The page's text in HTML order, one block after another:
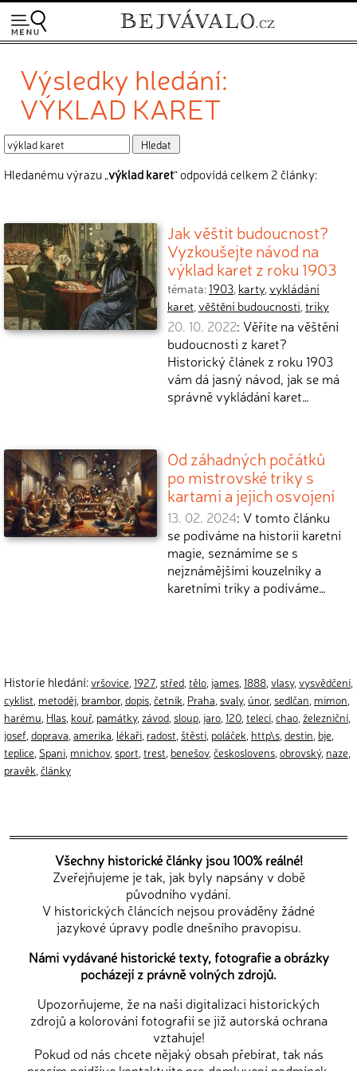
Výsledky hledání:
VÝKLAD KARET
Hledanému výrazu „výklad karet“ odpovídá celkem 2 články:
Jak věštit budoucnost?
Vyzkoušejte návod na
výklad karet z roku 1903
témata:1903, karty,vykládání
karet,věštění budoucnosti,triky
20. 10. 2022: Věříte na věštění
budoucnosti z karet?
Historický článek z roku 1903
vám dá jasný návod, jak se má
správně vykládání karet…
Od záhadných počátků
po mistrovské triky s
kartami a jejich osvojení
13. 02. 2024: V tomto článku
se podíváme na historii karetní
magie, seznámíme se s
nejznámějšími kouzelníky a
karetními triky a podíváme…
Historie hledání:vršovice 1927 střed tělo james 1888 vlasy, vysvědčení
cyklist metoděj brambor, dopis četník Praha svaly, únor, sedlčan mimon
harému Hlas kouř, památky, závod sloup jaro 120 telecí chao železniční
josef doprava amerika lékaři radost štěstí poláček http\s destin bje
teplice Spani mnichov, sport trest benešov, českoslovens obrovský, naze
pravěk články
Všechny historické články jsou 100% reálné!
Zveřejňujeme je tak, jak byly napsány v době
původního vydání.
V historických článcích nejsou prováděny žádné
jazykové úpravy podle dnešního pravopisu.
Námi vydávané historické texty, fotografie a obrázky
pocházejí z právně volných zdrojů.
Upozorňujeme, že na naši digitalizaci historických
zdrojů a kolorování fotografií se již autorská ochrana
vztahuje!
Pokud od nás chcete nějaký obsah přebírat, tak nás